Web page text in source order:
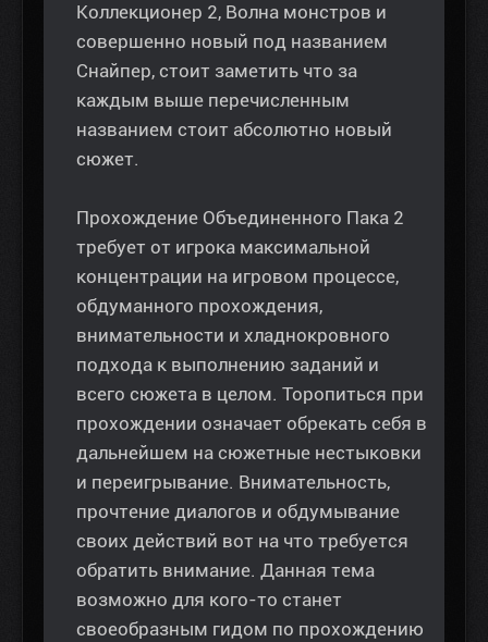
Коллекционер 2, Волна монстров и
совершенно новый под названием
Снайпер, стоит заметить что за
каждым выше перечисленным
названием стоит абсолютно новый
сюжет.
Прохождение Объединенного Пака 2
требует от игрока максимальной
концентрации на игровом процессе,
обдуманного прохождения,
внимательности и хладнокровного
подхода к выполнению заданий и
всего сюжета в целом. Торопиться при
прохождении означает обрекать себя в
дальнейшем на сюжетные нестыковки
и переигрывание. Внимательность,
прочтение диалогов и обдумывание
своих действий вот на что требуется
обратить внимание. Данная тема
возможно для кого-то станет
своеобразным гидом по прохождению